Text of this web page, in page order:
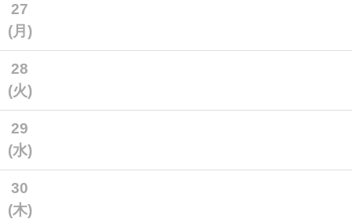
27
(月)
28
(火)
29
(水)
30
(木)